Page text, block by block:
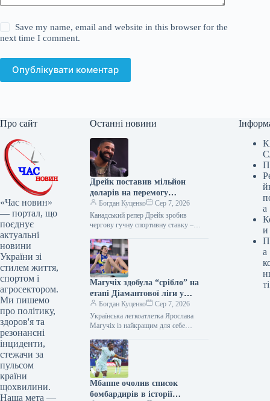
Save my name, email and website in this browser for the
next time I comment.
Опублікувати коментар
Про сайт
«Час новин»
— портал, що
поєднує
актуальні
новини
України зі
стилем життя,
спортом і
агросектором.
Ми пишемо
про політику,
здоров'я та
резонансні
інциденти,
стежачи за
пульсом
країни
щохвилини.
Наша мета —
Останні новини
Дрейк поставив мільйон
доларів на перемогу
Аргентини на ЧС-2026
Богдан Куценко
Сер 7, 2026
Канадський репер Дрейк зробив
чергову гучну спортивну ставку –
перемогу збірної Аргентини над
Іспанією у…
Магучіх здобула “срібло” на
етапі Діамантової ліги у
Лондоні
Богдан Куценко
Сер 7, 2026
Українська легкоатлетка Ярослава
Магучіх із найкращим для себе
повітрі поступилася Ніколі Оліслагерс
на етапі Діамантової ліги…
Мбаппе очолив список
бомбардирів в історії
а
и
а
ті